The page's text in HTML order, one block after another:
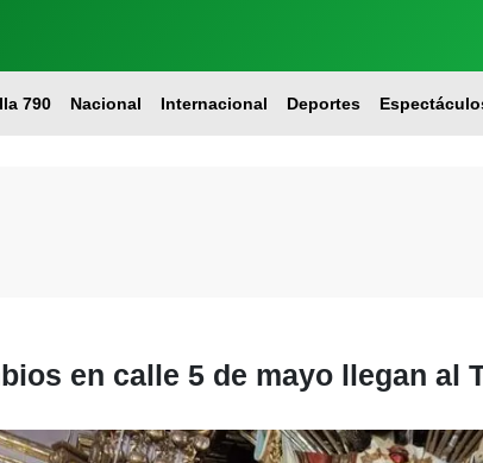
790 Nacional Internacional Deportes
en calle 5 de mayo llegan al